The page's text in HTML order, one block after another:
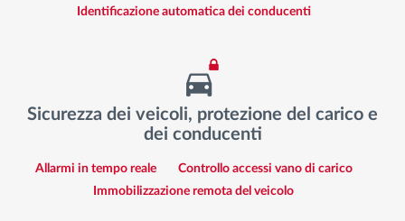
Identificazione automatica dei conducenti
Sicurezza dei veicoli, protezione del carico e
dei conducenti
Allarmi in tempo reale
Controllo accessi vano di carico
Immobilizzazione remota del veicolo